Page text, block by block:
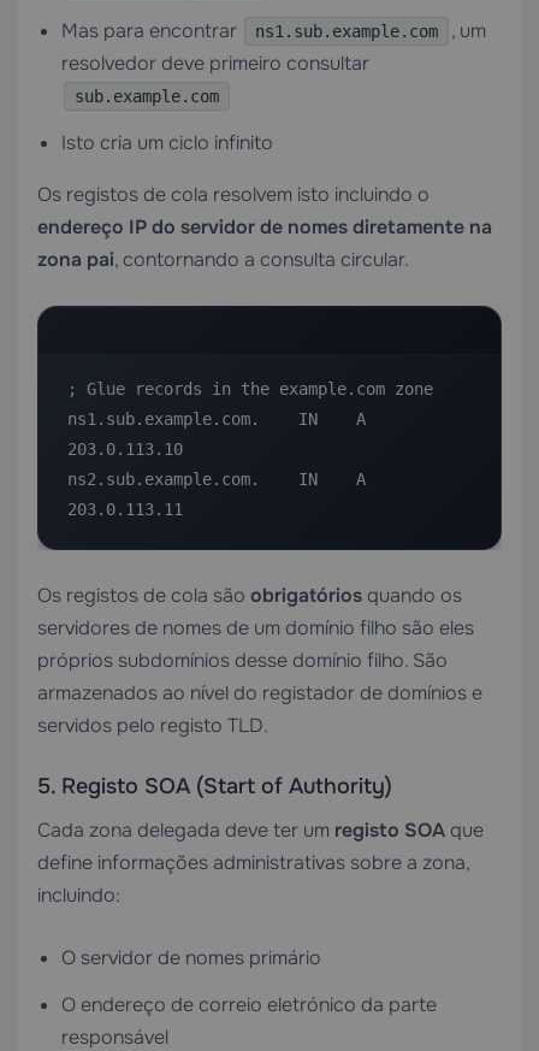
Mas para encontrar ns1.sub.example.com
, um
resolvedor deve primeiro consultar
sub.example.com
Isto cria um ciclo infinito
Os registos de cola resolvem isto incluindo o
endereço IP do servidor de nomes diretamente na
zona pai, contornando a consulta circular.
; Glue records in the example.com zone
ns1.sub.example.com.    IN    A
203.0.113.10
ns2.sub.example.com.    IN    A
203.0.113.11
Os registos de cola são obrigatórios quando os
servidores de nomes de um domínio filho são eles
próprios subdomínios desse domínio filho. São
armazenados ao nível do registador de domínios e
servidos pelo registo TLD.
5. Registo SOA (Start of Authority)
Cada zona delegada deve ter um registo SOA que
define informações administrativas sobre a zona,
incluindo:
O servidor de nomes primário
O endereço de correio eletrónico da parte
responsável